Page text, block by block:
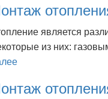
является
из них: